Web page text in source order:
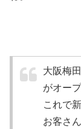
大阪梅
がオー
これで
お客さ